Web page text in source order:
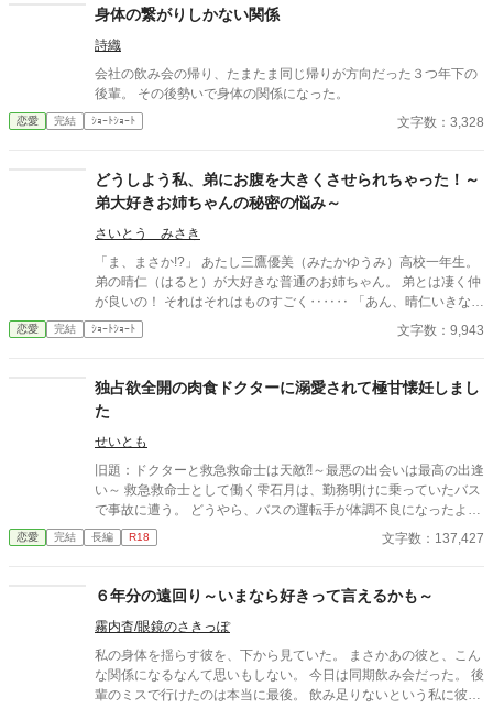
身体の繋がりしかない関係
詩織
会社の飲み会の帰り、たまたま同じ帰りが方向だった３つ年下の
後輩。 その後勢いで身体の関係になった。
恋愛 完結 ｼｮｰﾄｼｮｰﾄ 文字数：3,328
どうしよう私、弟にお腹を大きくさせられちゃった！～
弟大好きお姉ちゃんの秘密の悩み～
さいとう みさき
「ま、まさか!?」 あたし三鷹優美（みたかゆうみ）高校一年生。
弟の晴仁（はると）が大好きな普通のお姉ちゃん。 弟とは凄く仲
が良いの！ それはそれはものすごく‥‥‥ 「あん、晴仁いきなり
そんなのお口に入らないよぉ～♡」 そんな関係のあたしたち。 で
もある日トイレであたしはアレが来そうなのになかなか来ないの
お腹が出て来てる!?」 お姉ちゃんの秘密の悩みです。
恋愛 完結 ｼｮｰﾄｼｮｰﾄ 文字数：9,943
独占欲全開の肉食ドクターに溺愛されて極甘懐妊しまし
た
せいとも
旧題：ドクターと救急救命士は天敵⁈～最悪の出会いは最高の出逢
い～ 救急救命士として働く雫石月は、勤務明けに乗っていたバス
で事故に遭う。 どうやら、バスの運転手が体調不良になったよう
だ。 乗客にAEDを探してきてもらうように頼み、救助活動をして
いるとボサボサ頭のマスク姿の男がAEDを持ってバスに乗り込ん
とを『チビ団子』と呼んだのだ。 医療従事者と思われるボサボサ
マスク男は運転手の処置をして、月が文句を言う間もなく、救急
車に同乗して去ってしまった。 最悪の出会いをし、二度と会いた
くない相手の正体は⁇ 作品はフィクションです。 本来の仕事内容
とは異なる描写があると思います。
恋愛 完結 長編 R18 文字数：137,427
６年分の遠回り～いまなら好きって言えるかも～
霧内杳/眼鏡のさきっぽ
私の身体を揺らす彼を、下から見ていた。 まさかあの彼と、こん
な関係になるなんて思いもしない。 今日は同期飲み会だった。 後
輩のミスで行けたのは本当に最後。 飲み足りないという私に彼は